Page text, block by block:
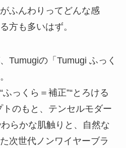
ふんわりってどんな感
方も多いはず。
Tumugiの「Tumugi ふっく
っくら＝補正”“とろける
トのもと、テンセルモダー
らかな肌触りと、自然な
次世代ノンワイヤーブラ